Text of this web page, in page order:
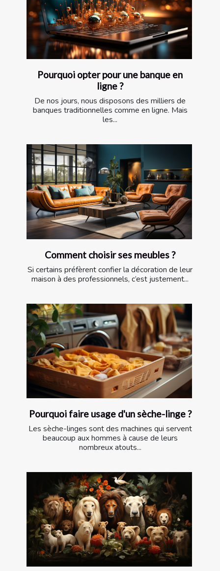
Pourquoi opter pour une banque en
ligne ?
De nos jours, nous disposons des milliers de
banques traditionnelles comme en ligne. Mais
les...
Comment choisir ses meubles ?
Si certains préfèrent confier la décoration de leur
maison à des professionnels, c’est justement...
Pourquoi faire usage d'un sèche-linge ?
Les sèche-linges sont des machines qui servent
beaucoup aux hommes à cause de leurs
nombreux atouts...